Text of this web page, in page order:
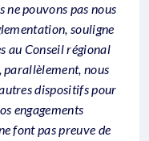
pouvons pas nous
souligne
au Conseil régional
parallèlement, nous
dispositifs pour
engagements
font pas preuve de